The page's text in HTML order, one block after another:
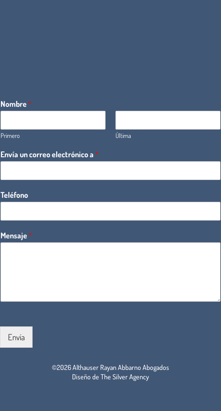
Nombre*
Primero Última
Envía un correo electrónico a *
Teléfono
Mensaje*
Envía
©2026 Althauser Rayan Abbarno Abogados
Diseño de The Silver Agency